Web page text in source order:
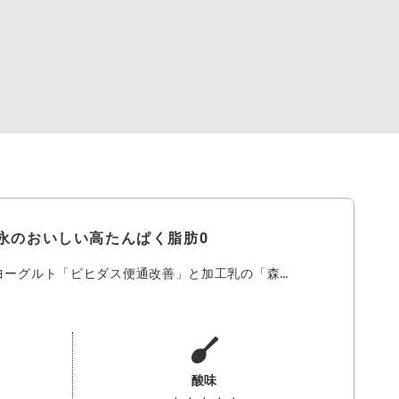
のおいしい高たんぱく脂肪0
グルト「ビヒダス便通改善」と加工乳の「森…
酸味